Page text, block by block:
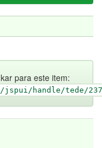
para este item:
handle/tede/237